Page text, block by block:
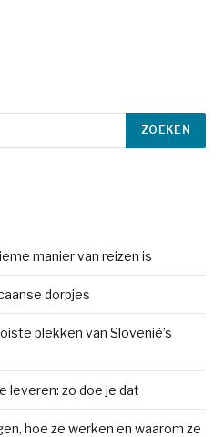
manier van reizen is
dorpjes
plekken van Slovenië’s
leveren: zo doe je dat
hoe ze werken en waarom ze